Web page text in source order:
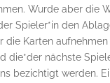
Wurde aber die
Spieler*in den
die Karten
die*der nächste
bezichtigt werden.